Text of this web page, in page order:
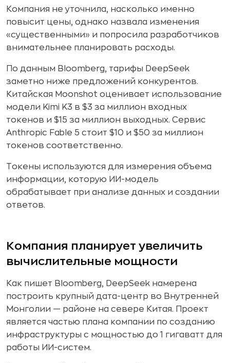
Компания не уточнила, насколько именно
повысит цены, однако назвала изменения
«существенными» и попросила разработчиков
внимательнее планировать расходы.
По данным Bloomberg, тарифы DeepSeek
заметно ниже предложений конкурентов.
Китайская Moonshot оценивает использование
модели Kimi K3 в $3 за миллион входных
токенов и $15 за миллион выходных. Сервис
Anthropic Fable 5 стоит $10 и $50 за миллион
токенов соответственно.
Токены используются для измерения объема
информации, которую ИИ-модель
обрабатывает при анализе данных и создании
ответов.
Компания планирует увеличить
вычислительные мощности
Как пишет Bloomberg, DeepSeek намерена
построить крупный дата-центр во Внутренней
Монголии — районе на севере Китая. Проект
является частью плана компании по созданию
инфраструктуры с мощностью до 1 гигаватт для
работы ИИ-систем.